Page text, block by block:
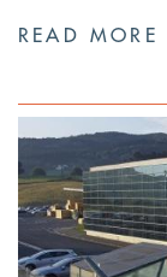
READ MORE